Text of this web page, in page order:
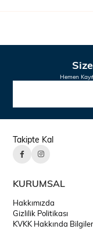
Hemen
Takipte Kal
KURUMSAL
Hakkımızda
Gizlilik Politikası
KVKK Hakkında